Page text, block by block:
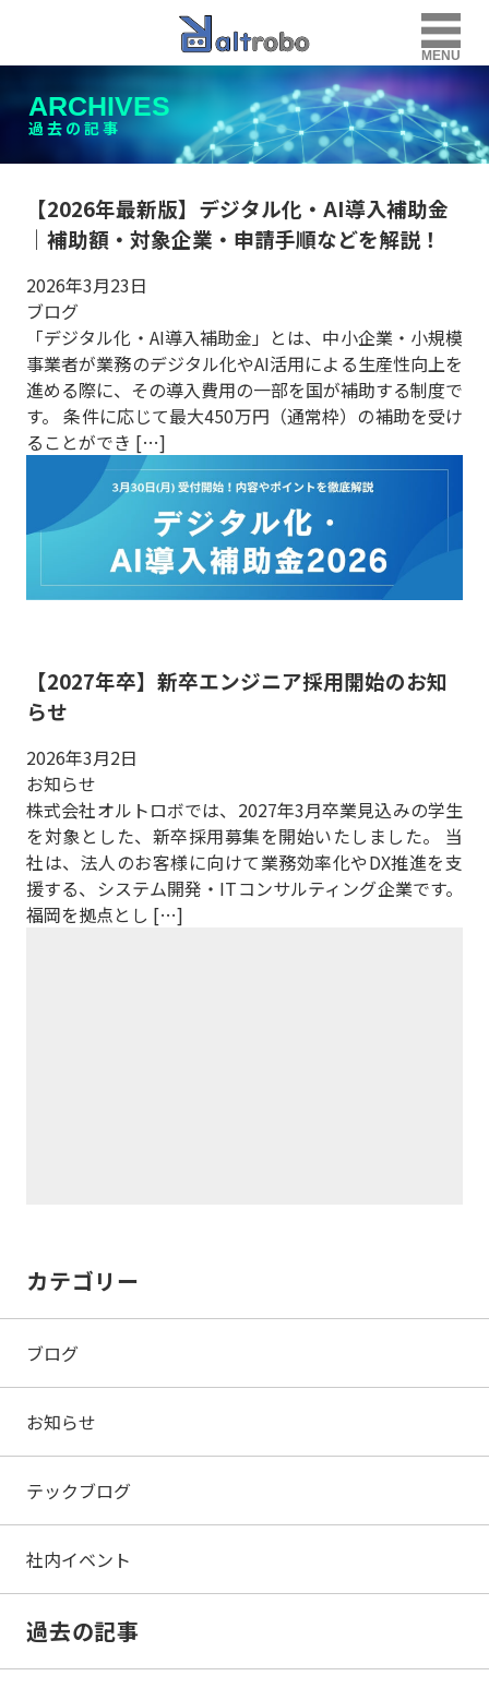
MENU
ARCHIVES
過去の記事
【2026年最新版】デジタル化・AI導入補助金
｜補助額・対象企業・申請手順などを解説！
2026年3月23日
ブログ
「デジタル化・AI導入補助金」とは、中小企業・小規模
事業者が業務のデジタル化やAI活用による生産性向上を
進める際に、その導入費用の一部を国が補助する制度で
す。 条件に応じて最大450万円（通常枠）の補助を受け
ることができ […]
【2027年卒】新卒エンジニア採用開始のお知
らせ
2026年3月2日
お知らせ
株式会社オルトロボでは、2027年3月卒業見込みの学生
を対象とした、新卒採用募集を開始いたしました。 当
社は、法人のお客様に向けて業務効率化やDX推進を支
援する、システム開発・ITコンサルティング企業です。
福岡を拠点とし […]
カテゴリー
ブログ
お知らせ
テックブログ
社内イベント
過去の記事